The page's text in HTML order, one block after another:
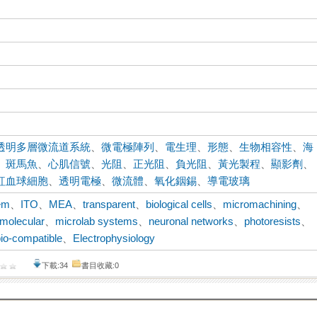
明多層微流道系統 、微電極陣列 電生理 、形態 、生物相容性 、海
斑馬魚 、心肌信號 、光阻 正光阻 負光阻 、黃光製程 、顯影劑
血球細胞 、透明電極 、微流體 、氧化銦錫 、導電玻璃
ITO MEA 、transparent biological cells micromachining
molecular
microlab systems neuronal networks photoresists
compatible
Electrophysiology
下載:34 書目收藏:0